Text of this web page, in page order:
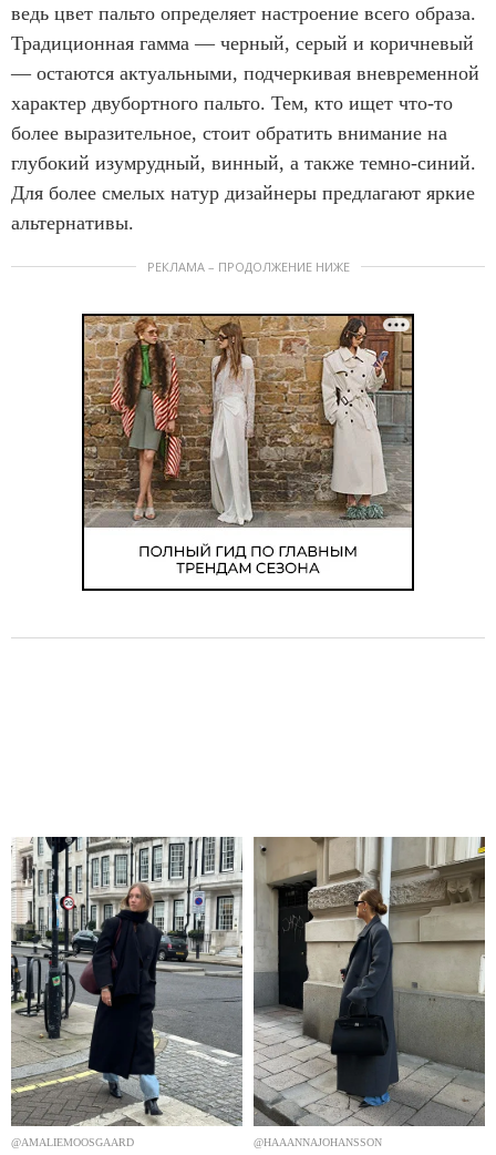
ведь цвет пальто определяет настроение всего образа.
Традиционная гамма — черный, серый и коричневый
— остаются актуальными, подчеркивая вневременной
характер двубортного пальто. Тем, кто ищет что-то
более выразительное, стоит обратить внимание на
глубокий изумрудный, винный, а также темно-синий.
Для более смелых натур дизайнеры предлагают яркие
альтернативы.
РЕКЛАМА – ПРОДОЛЖЕНИЕ НИЖЕ
@AMALIEMOOSGAARD @HAAANNAJOHANSSON